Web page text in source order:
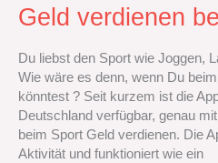
Geld verdienen
Du liebst den Sport wie Joggen,‭
‬Wie wäre es denn,‭ ‬wenn Du
könntest‭ ? Seit kurzem ist die
Deutschland verfügbar,‭ ‬genau
beim Sport Geld verdienen.‭ Die
Aktivität und funktioniert wie ein
beim
Sport